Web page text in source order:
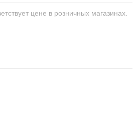
цене в розничных магазинах.